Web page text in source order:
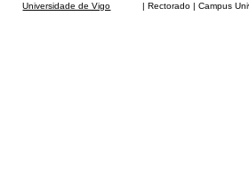
Universidade de Vigo | Rectorado | Campus